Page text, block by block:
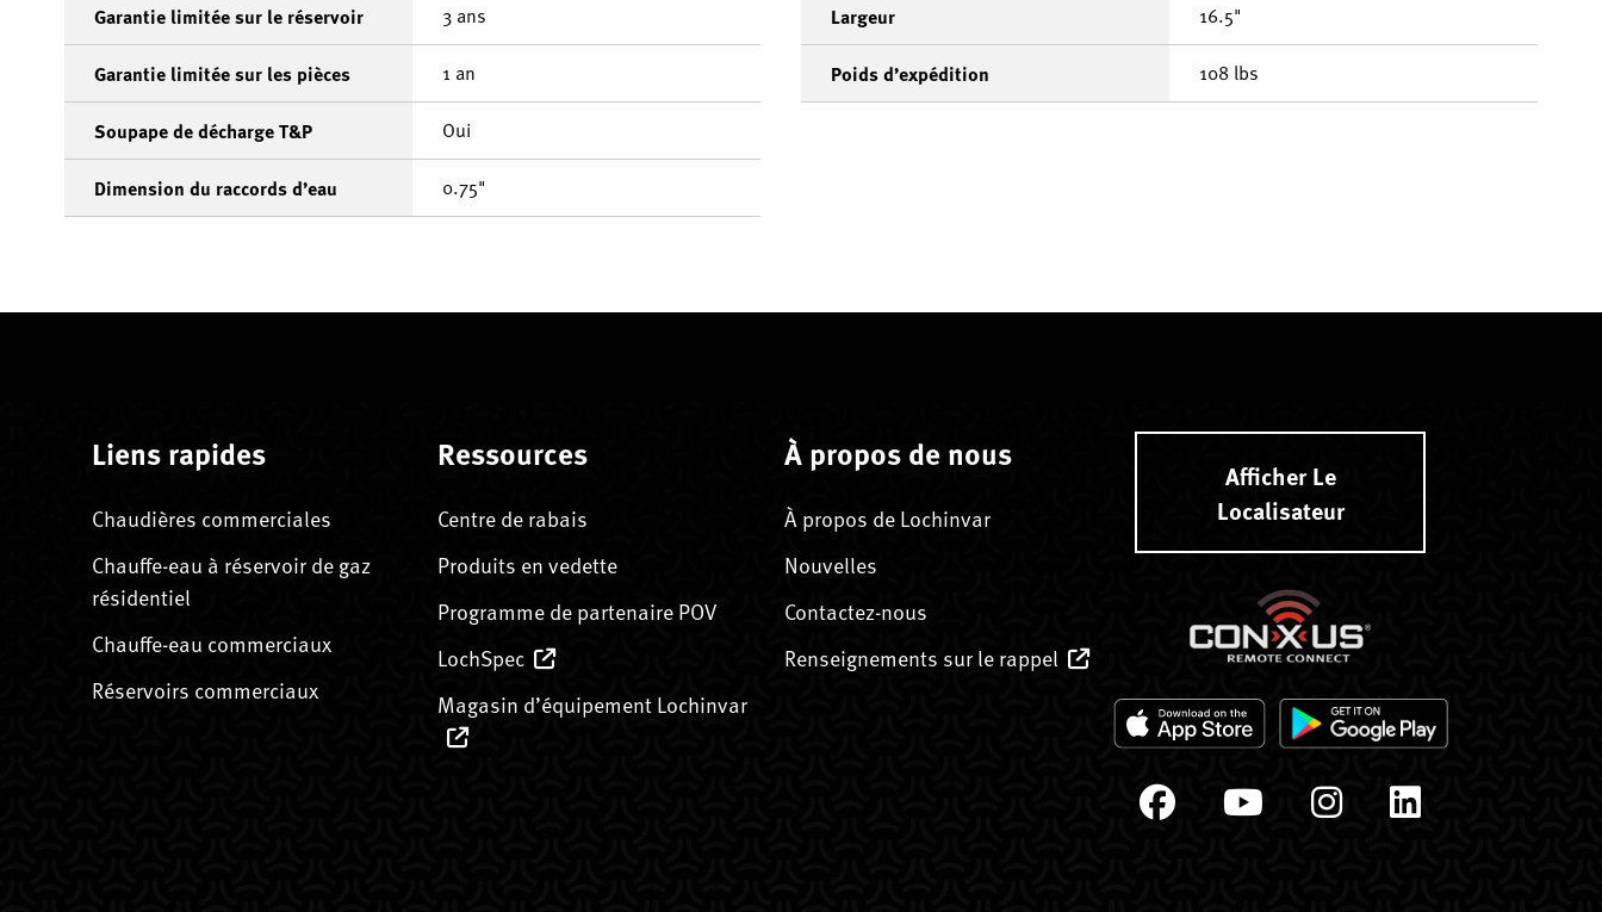
Garantie limitée sur le réservoir 3 ans
Garantie limitée sur les pièces 1 an
Soupape de décharge T&P Oui
Dimension du raccords d’eau 0.75"
Largeur 16.5"
Poids d’expédition 108 lbs
Liens rapides
Chaudières commerciales
Chauffe-eau à réservoir de gaz
résidentiel
Chauffe-eau commerciaux
Réservoirs commerciaux
Ressources
Centre de rabais
Produits en vedette
Programme de partenaire POV
LochSpec
Magasin d’équipement Lochinvar
À propos de nous
À propos de Lochinvar
Nouvelles
Contactez-nous
Renseignements sur le rappel
Afficher Le
Localisateur